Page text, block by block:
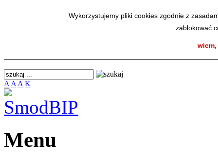
Wykorzystujemy pliki cookies zgodnie z
zablokować
SmodBIP
A A A K
Menu